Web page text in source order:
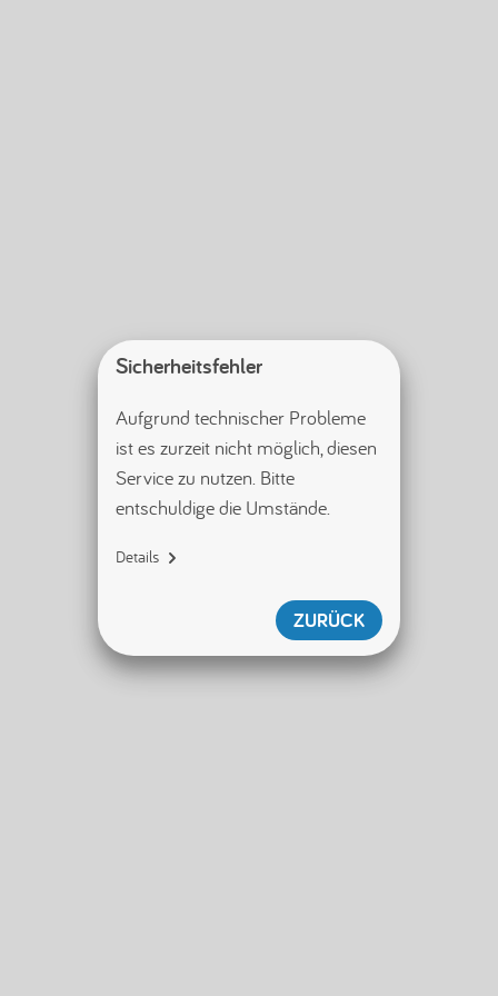
Sicherheitsfehler
Aufgrund technischer Probleme
ist es zurzeit nicht möglich, diesen
Service zu nutzen. Bitte
entschuldige die Umstände.
Details
splayName":"SecurityServiceError",
[error/securityServiceError]","id"
ZURÜCK